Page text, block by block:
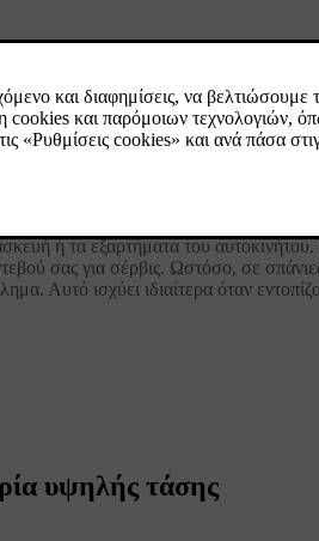
προοπτική.Προτού κάθε νέο Volvo
year, ώστε να δούμε πώς η
ή τα εξαρτήματα του
σας για σέρβις. Ωστόσο, σε
Αυτό ισχύει ιδιαίτερα όταν
υψηλής τάσης